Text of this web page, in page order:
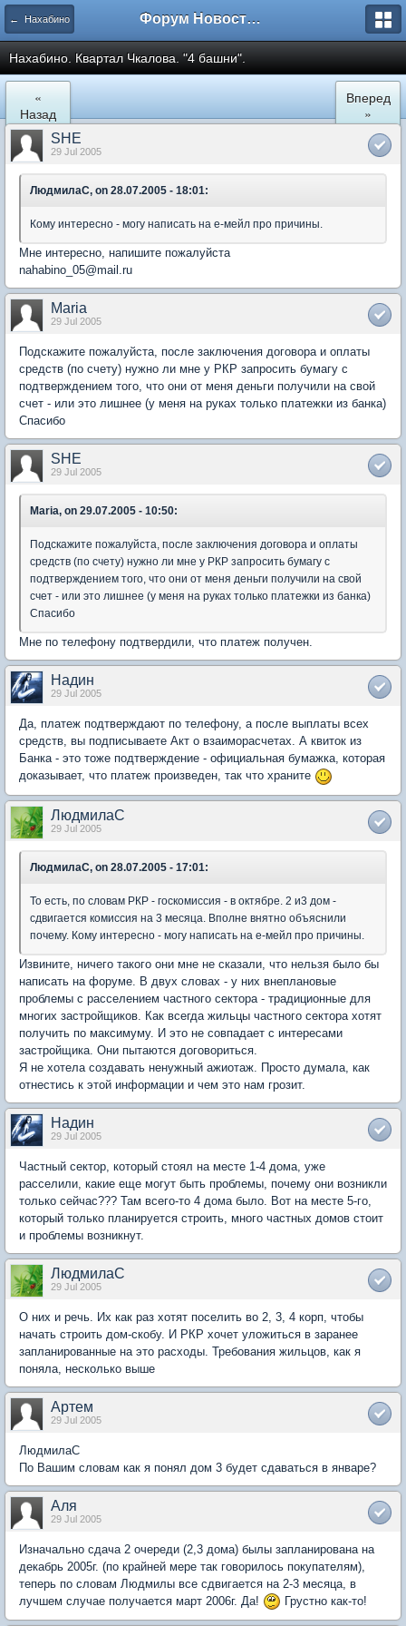
← Нахабино Форум Новостройки
Нахабино. Квартал Чкалова. "4 башни".
«
Назад
Вперед
»
SHE
29 Jul 2005
ЛюдмилаС, on 28.07.2005 - 18:01:
Кому интересно - могу написать на е-мейл про причины.
Мне интересно, напишите пожалуйста
nahabino_05@mail.ru
Maria
29 Jul 2005
Подскажите пожалуйста, после заключения договора и оплаты
средств (по счету) нужно ли мне у РКР запросить бумагу с
подтверждением того, что они от меня деньги получили на свой
счет - или это лишнее (у меня на руках только платежки из банка)
Спасибо
SHE
29 Jul 2005
Maria, on 29.07.2005 - 10:50:
Подскажите пожалуйста, после заключения договора и оплаты
средств (по счету) нужно ли мне у РКР запросить бумагу с
подтверждением того, что они от меня деньги получили на свой
счет - или это лишнее (у меня на руках только платежки из банка)
Спасибо
Мне по телефону подтвердили, что платеж получен.
Надин
29 Jul 2005
Да, платеж подтверждают по телефону, а после выплаты всех
средств, вы подписываете Акт о взаиморасчетах. А квиток из
Банка - это тоже подтверждение - официальная бумажка, которая
доказывает, что платеж произведен, так что храните
ЛюдмилаС
29 Jul 2005
ЛюдмилаС, on 28.07.2005 - 17:01:
То есть, по словам РКР - госкомиссия - в октябре. 2 и3 дом -
сдвигается комиссия на 3 месяца. Вполне внятно объяснили
почему. Кому интересно - могу написать на е-мейл про причины.
Извините, ничего такого они мне не сказали, что нельзя было бы
написать на форуме. В двух словах - у них внеплановые
проблемы с расселением частного сектора - традиционные для
многих застройщиков. Как всегда жильцы частного сектора хотят
получить по максимуму. И это не совпадает с интересами
застройщика. Они пытаются договориться.
Я не хотела создавать ненужный ажиотаж. Просто думала, как
отнестись к этой информации и чем это нам грозит.
Надин
29 Jul 2005
Частный сектор, который стоял на месте 1-4 дома, уже
расселили, какие еще могут быть проблемы, почему они возникли
только сейчас??? Там всего-то 4 дома было. Вот на месте 5-го,
который только планируется строить, много частных домов стоит
и проблемы возникнут.
ЛюдмилаС
29 Jul 2005
О них и речь. Их как раз хотят поселить во 2, 3, 4 корп, чтобы
начать строить дом-скобу. И РКР хочет уложиться в заранее
запланированные на это расходы. Требования жильцов, как я
поняла, несколько выше
Артем
29 Jul 2005
ЛюдмилаС
По Вашим словам как я понял дом 3 будет сдаваться в январе?
Аля
29 Jul 2005
Изначально сдача 2 очереди (2,3 дома) былы запланирована на
декабрь 2005г. (по крайней мере так говорилось покупателям),
теперь по словам Людмилы все сдвигается на 2-3 месяца, в
лучшем случае получается март 2006г. Да!
Грустно как-то!